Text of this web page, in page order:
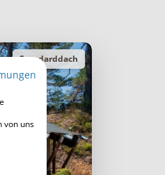
Standarddach
von uns